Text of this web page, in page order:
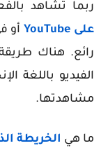
ربما تشاهد
على YouTube
أو
رائع. هناك
الفيديو باللغة
مشاهدتها.
ما هي الخريطة